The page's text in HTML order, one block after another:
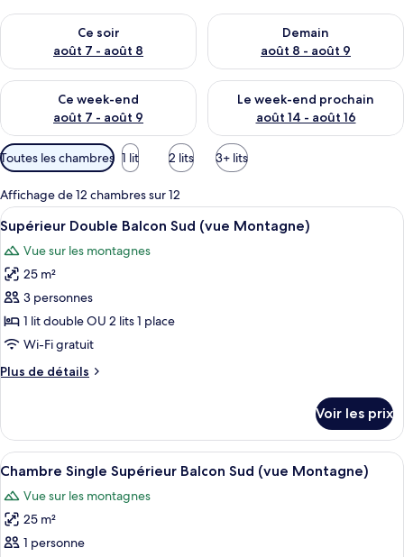
Ce soir
août 7 - août 8
Vérifier la disponibilité pour ce soir août 7 - août 8
Demain
août 8 - août 9
Vérifier la disponibilité pour
Ce week-end
août 7 - août 9
Vérifier la disponibilité pour ce week-end août 7 - août 9
Le week-end prochain
août 14 - août 16
Vérifier la disponibilité pour
Filtres
disponibles
pour
les
chambres
Toutes les chambres 1 lit 2 lits 3+ lits
Affichage de 12 chambres sur 12
Afficher
toutes
les
photos
pour
ce
type
chambre :
Balcon
Sud
(vue
Montagne)
Une pièce confortable avec deux
4
Supérieur Double Balcon Sud (vue Montagne)
Vue sur les montagnes
25 m²
3 personnes
1 lit double OU 2 lits 1 place
Wi-Fi gratuit
Plus de détails
Plus
le
type
de
Supérieur
Double
Balcon
Sud
Voir les prix
Afficher
toutes
les
photos
pour
Une pièce confortable avec deux
4
Chambre Single Supérieur Balcon Sud (vue Montagne)
Vue sur les montagnes
25 m²
1 personne